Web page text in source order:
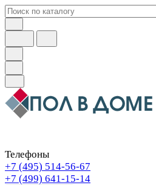
Телефоны
+7 (495) 514-56-67
+7 (499) 641-15-14